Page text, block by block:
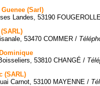
Guenee (Sarl)
Landes, 53190
53470 COMMER /
53810 CHANGÉ /
(SARL)
Carnot, 53100 MAYENNE /